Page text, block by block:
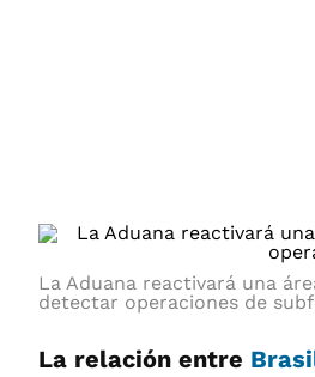
La Aduana reactivará una
detectar operaciones de
La relación entre